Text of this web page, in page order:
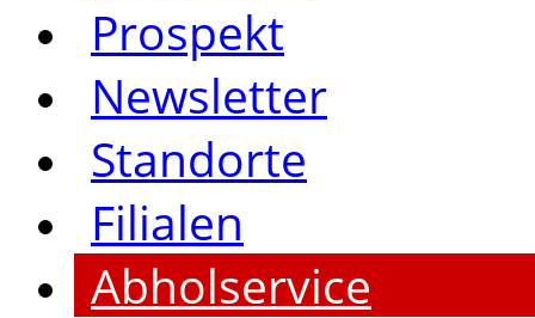
Prospekt
Newsletter
Standorte
Filialen
Abholservice